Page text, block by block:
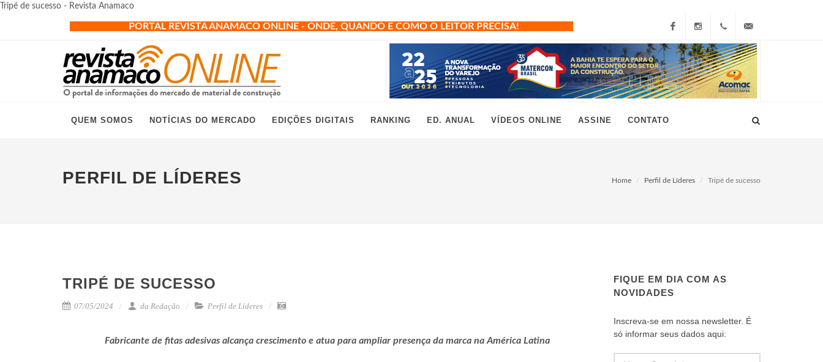
Tripé de sucesso - Revista Anamaco
PORTAL REVISTA ANAMACO ONLINE - ONDE, QUANDO E COMO O LEITOR PRECISA!
FacebookInstagram
+55
(11)
grau10@grau10.com.br
QUEM SOMOS NOTÍCIAS DO MERCADO EDIÇÕES DIGITAIS RANKING ED. ANUAL VÍDEOS ONLINE ASSINE CONTATO
PERFIL DE LÍDERES Home Perfil de Líderes Tripé de sucesso
TRIPÉ DE SUCESSO
07/05/2024 da Redação Perfil de Líderes
Fabricante de fitas adesivas alcança crescimento e atua para ampliar presença da marca na América Latina
FIQUE EM DIA COM AS
NOVIDADES
Inscreva-se em nossa newsletter. É
só informar seus dados aqui: